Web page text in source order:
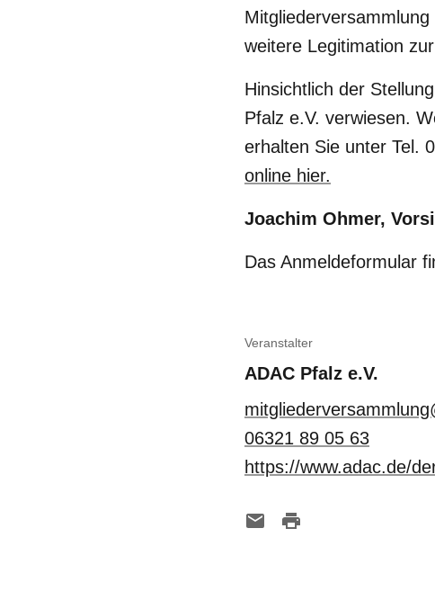
weitere Legitimation
Hinsichtlich der
Pfalz e.V. verwiesen.
erhalten Sie unter Tel.
online hier.
Joachim Ohmer,
Das Anmeldeformular
Veranstalter
ADAC Pfalz e.V.
06321 89 05 63
https://www.adac.de/